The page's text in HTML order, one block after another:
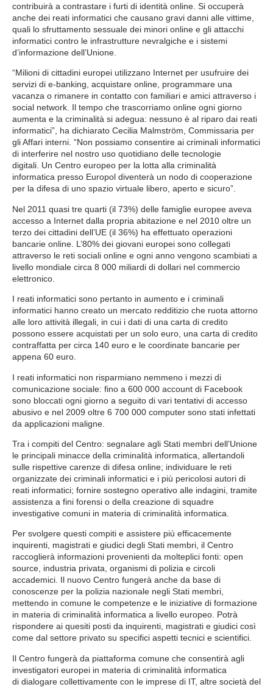
contribuirà a contrastare i furti di identità online. Si occuperà
anche dei reati informatici che causano gravi danni alle vittime,
quali lo sfruttamento sessuale dei minori online e gli attacchi
informatici contro le infrastrutture nevralgiche e i sistemi
d’informazione dell’Unione.
“Milioni di cittadini europei utilizzano Internet per usufruire dei
servizi di e-banking, acquistare online, programmare una
vacanza o rimanere in contatto con familiari e amici attraverso i
social network. Il tempo che trascorriamo online ogni giorno
aumenta e la criminalità si adegua: nessuno è al riparo dai reati
informatici”, ha dichiarato Cecilia Malmström, Commissaria per
gli Affari interni. “Non possiamo consentire ai criminali informatici
di interferire nel nostro uso quotidiano delle tecnologie
digitali. Un Centro europeo per la lotta alla criminalità
informatica presso Europol diventerà un nodo di cooperazione
per la difesa di uno spazio virtuale libero, aperto e sicuro”.
Nel 2011 quasi tre quarti (il 73%) delle famiglie europee aveva
accesso a Internet dalla propria abitazione e nel 2010 oltre un
terzo dei cittadini dell’UE (il 36%) ha effettuato operazioni
bancarie online. L’80% dei giovani europei sono collegati
attraverso le reti sociali online e ogni anno vengono scambiati a
livello mondiale circa 8 000 miliardi di dollari nel commercio
elettronico.
I reati informatici sono pertanto in aumento e i criminali
informatici hanno creato un mercato redditizio che ruota attorno
alle loro attività illegali, in cui i dati di una carta di credito
possono essere acquistati per un solo euro, una carta di credito
contraffatta per circa 140 euro e le coordinate bancarie per
appena 60 euro.
I reati informatici non risparmiano nemmeno i mezzi di
comunicazione sociale: fino a 600 000 account di Facebook
sono bloccati ogni giorno a seguito di vari tentativi di accesso
abusivo e nel 2009 oltre 6 700 000 computer sono stati infettati
da applicazioni maligne.
Tra i compiti del Centro: segnalare agli Stati membri dell’Unione
le principali minacce della criminalità informatica, allertandoli
sulle rispettive carenze di difesa online; individuare le reti
organizzate dei criminali informatici e i più pericolosi autori di
reati informatici; fornire sostegno operativo alle indagini, tramite
assistenza a fini forensi o della creazione di squadre
investigative comuni in materia di criminalità informatica.
Per svolgere questi compiti e assistere più efficacemente
inquirenti, magistrati e giudici degli Stati membri, il Centro
raccoglierà informazioni provenienti da molteplici fonti: open
source, industria privata, organismi di polizia e circoli
accademici. Il nuovo Centro fungerà anche da base di
conoscenze per la polizia nazionale negli Stati membri,
mettendo in comune le competenze e le iniziative di formazione
in materia di criminalità informatica a livello europeo. Potrà
rispondere ai quesiti posti da inquirenti, magistrati e giudici così
come dal settore privato su specifici aspetti tecnici e scientifici.
Il Centro fungerà da piattaforma comune che consentirà agli
investigatori europei in materia di criminalità informatica
di dialogare collettivamente con le imprese di IT, altre società del